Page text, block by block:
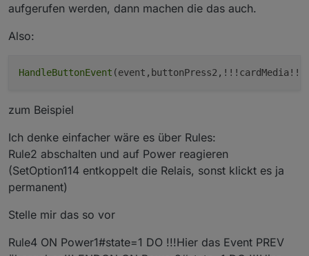
aufgerufen werden, dann machen die das auch.
Also:
HandleButtonEvent
zum Beispiel
Ich denke einfacher wäre es über Rules:
Rule2 abschalten und auf Power reagieren
(SetOption114 entkoppelt die Relais, sonst klickt es ja
permanent)
Stelle mir das so vor
Rule4 ON Power1#state=1 DO !!!Hier das Event PREV